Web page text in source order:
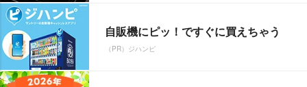
自販機にピッ！ですぐに買えちゃう
（PR）ジハンピ